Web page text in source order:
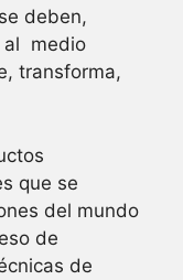
deben,
al medio
transforma,
que se
del mundo
de
de